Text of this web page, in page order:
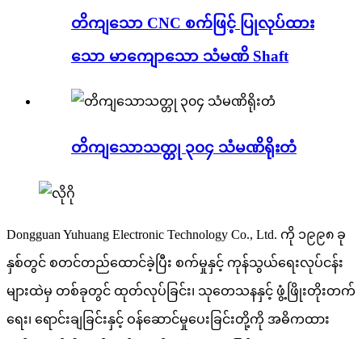
တိကျသော CNC စက်ဖြင့် ပြုလုပ်ထား
သော မာကျောသော သံမဏိ Shaft
တိကျသောသတ္တု ၃၀၄ သံမဏိရိုးတံ
Dongguan Yuhuang Electronic Technology Co., Ltd. ကို ၁၉၉၈ ခု
နှစ်တွင် စတင်တည်ထောင်ခဲ့ပြီး စက်မှုနှင့် ကုန်သွယ်ရေးလုပ်ငန်း
များထဲမှ တစ်ခုတွင် ထုတ်လုပ်ခြင်း၊ သုတေသနနှင့် ဖွံ့ဖြိုးတိုးတက်
ရေး၊ ရောင်းချခြင်းနှင့် ဝန်ဆောင်မှုပေးခြင်းတို့ကို အဓိကထား